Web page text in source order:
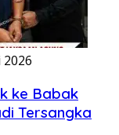
2026
ke Babak
Tersangka